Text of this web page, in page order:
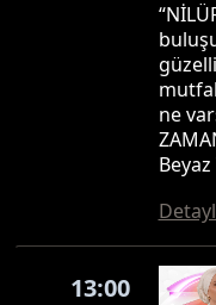
ne
Beyaz
13:00